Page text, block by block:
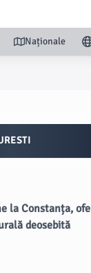
Naționale
la Constanța,
deosebită